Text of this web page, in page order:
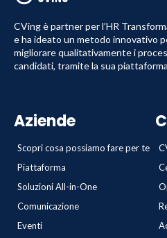
CVing è partner per l’HR
e ha ideato un metodo innovativo
migliorare qualitativamente i
candidati, tramite la sua
Aziende
Scopri cosa possiamo fare per te
Piattaforma
Soluzioni All-in-One
Comunicazione
Eventi